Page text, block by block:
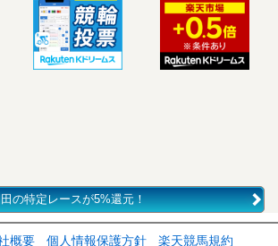
の特定レースが5%還元！
概要 個人情報保護方針 楽天競馬規約